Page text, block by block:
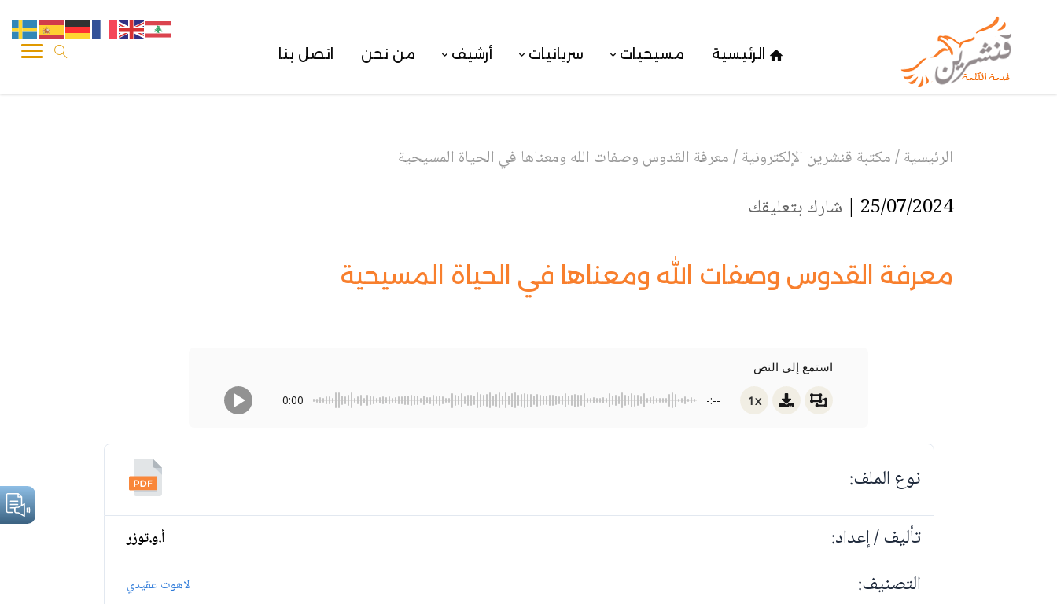
الرئيسية مسيحيات سريانيات أرشيف من نحن اتصل بنا
الرئيسية/مكتبة قنشرين الإلكترونية/معرفة القدوس وصفات الله ومعناها في الحياة المسيحية
25/07/2024 | شارك بتعليقك
معرفة القدوس وصفات الله ومعناها في الحياة المسيحية
استمع إلى النص
0:00 -:-- 1x
نوع الملف:
تأليف / إعداد:
أ.و.توزر
التصنيف: لاهوت عقيدي